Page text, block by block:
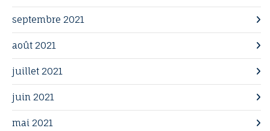
septembre 2021
août 2021
juillet 2021
juin 2021
mai 2021